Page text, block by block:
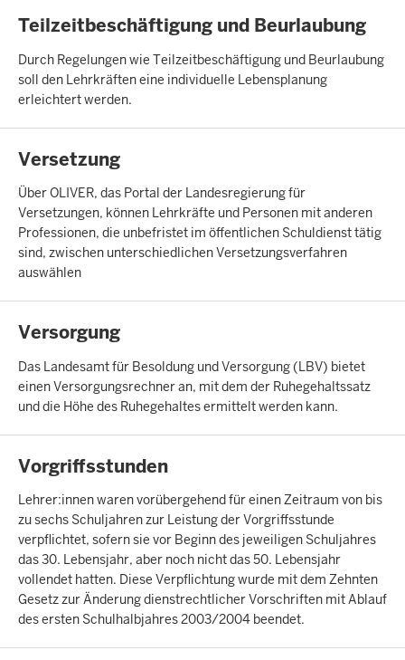
INHALTSSEITE
Teilzeitbeschäftigung und Beurlaubung
Durch Regelungen wie Teilzeitbeschäftigung und Beurlaubung
soll den Lehrkräften eine individuelle Lebensplanung
erleichtert werden.
INHALTSSEITE
Versetzung
Über OLIVER, das Portal der Landesregierung für
Versetzungen, können Lehrkräfte und Personen mit anderen
Professionen, die unbefristet im öffentlichen Schuldienst tätig
sind, zwischen unterschiedlichen Versetzungsverfahren
auswählen
INHALTSSEITE
Versorgung
Das Landesamt für Besoldung und Versorgung (LBV) bietet
einen Versorgungsrechner an, mit dem der Ruhegehaltssatz
und die Höhe des Ruhegehaltes ermittelt werden kann.
INHALTSSEITE
Vorgriffsstunden
Lehrer:innen waren vorübergehend für einen Zeitraum von bis
zu sechs Schuljahren zur Leistung der Vorgriffsstunde
verpflichtet, sofern sie vor Beginn des jeweiligen Schuljahres
das 30. Lebensjahr, aber noch nicht das 50. Lebensjahr
vollendet hatten. Diese Verpflichtung wurde mit dem Zehnten
Gesetz zur Änderung dienstrechtlicher Vorschriften mit Ablauf
des ersten Schulhalbjahres 2003/2004 beendet.